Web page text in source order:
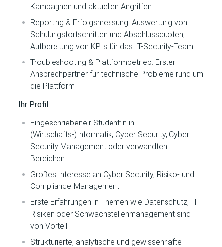
Kampagnen und aktuellen Angriffen
Reporting & Erfolgsmessung: Auswertung von
Schulungsfortschritten und Abschlussquoten;
Aufbereitung von KPIs für das IT-Security-Team
Troubleshooting & Plattformbetrieb: Erster
Ansprechpartner für technische Probleme rund um
die Plattform
Ihr Profil
Eingeschriebene:r Student:in in
(Wirtschafts-)Informatik, Cyber Security, Cyber
Security Management oder verwandten
Bereichen
Großes Interesse an Cyber Security, Risiko- und
Compliance-Management
Erste Erfahrungen in Themen wie Datenschutz, IT-
Risiken oder Schwachstellenmanagement sind
von Vorteil
Strukturierte, analytische und gewissenhafte